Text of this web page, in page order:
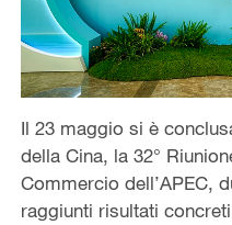
Il 23 maggio si è
della Cina, la 32°
Commercio dell’APEC,
raggiunti risultati